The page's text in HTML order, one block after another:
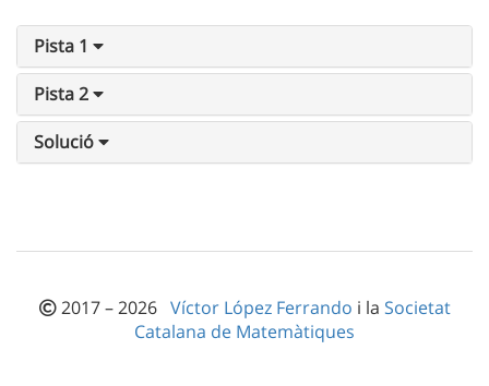
Pista 1
Pista 2
Solució
2017 – 2026 Víctor López Ferrando i la Societat
Catalana de Matemàtiques